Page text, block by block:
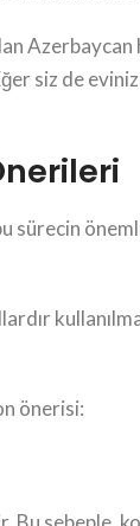
siz de
önerisi: